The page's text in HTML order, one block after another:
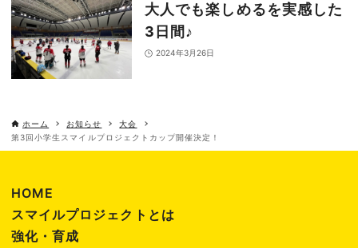
大人でも楽しめるを実感した
3日間♪
2024年3月26日
ホーム お知らせ
大会
第3回小学生スマイルプロジェクトカップ開催決定！
HOME
スマイルプロジェクトとは
強化・育成